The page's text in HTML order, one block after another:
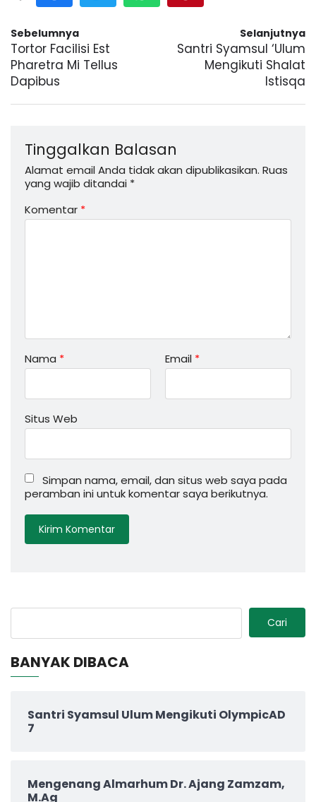
Sebelumnya
Tortor Facilisi Est
Pharetra Mi Tellus
Dapibus
Selanjutnya
Santri Syamsul ‘Ulum
Mengikuti Shalat
Istisqa
Tinggalkan Balasan
Alamat email Anda tidak akan dipublikasikan. Ruas
yang wajib ditandai *
Komentar *
Nama * Email *
Situs Web
Simpan nama, email, dan situs web saya pada
peramban ini untuk komentar saya berikutnya.
Cari
BANYAK DIBACA
Santri Syamsul Ulum Mengikuti OlympicAD
7
Mengenang Almarhum Dr. Ajang Zamzam,
M.Ag